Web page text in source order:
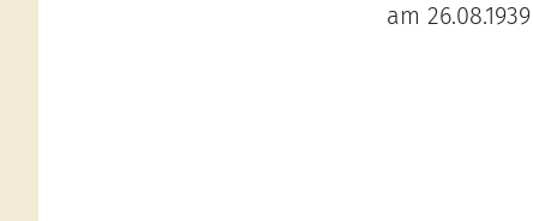
am